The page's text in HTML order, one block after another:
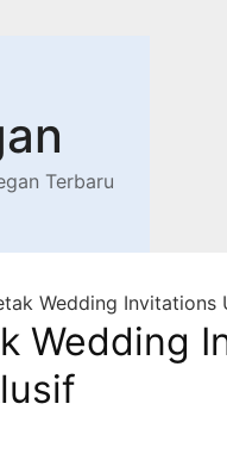
Terbaru
Wedding Invitations
Wedding